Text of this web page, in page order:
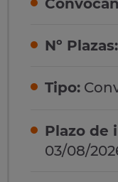
Nº Plazas:
Tipo:
Plazo de
03/08/